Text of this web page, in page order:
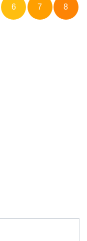
6 7 8